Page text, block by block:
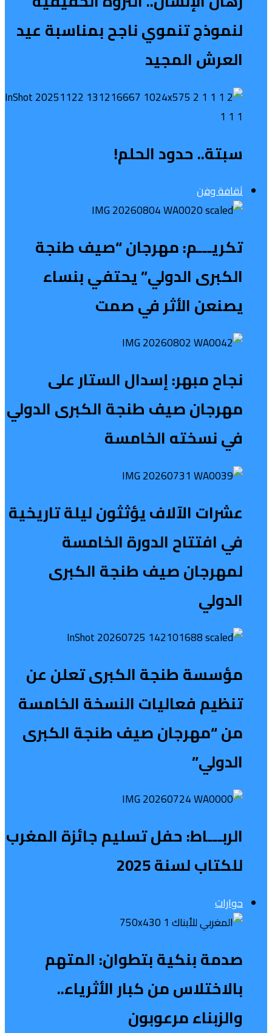
لنموذج تنموي ناجح بمناسبة عيد
العرش المجيد
سبتة.. حدود الحلم!
ثقافة وفن
تكريـــم: مهرجان “صيف طنجة
الكبرى الدولي” يحتفي بنساء
يصنعن الأثر في صمت
نجاح مبهر: إسدال الستار على
مهرجان صيف طنجة الكبرى الدولي
في نسخته الخامسة
عشرات الآلاف يؤثثون ليلة تاريخية
في افتتاح الدورة الخامسة
لمهرجان صيف طنجة الكبرى
الدولي
مؤسسة طنجة الكبرى تعلن عن
تنظيم فعاليات النسخة الخامسة
من “مهرجان صيف طنجة الكبرى
الدولي”
الربـــاط: حفل تسليم جائزة المغرب
للكتاب لسنة 2025
حوارات
صدمة بنكية بتطوان: المتهم
بالاختلاس من كبار الأثرياء..
والزبناء مرعوبون